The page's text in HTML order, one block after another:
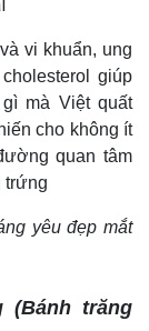
vi khuẩn, ung
giúp
mà Việt quất
cho không ít
quan tâm
trứng
yêu đẹp mắt
trăng